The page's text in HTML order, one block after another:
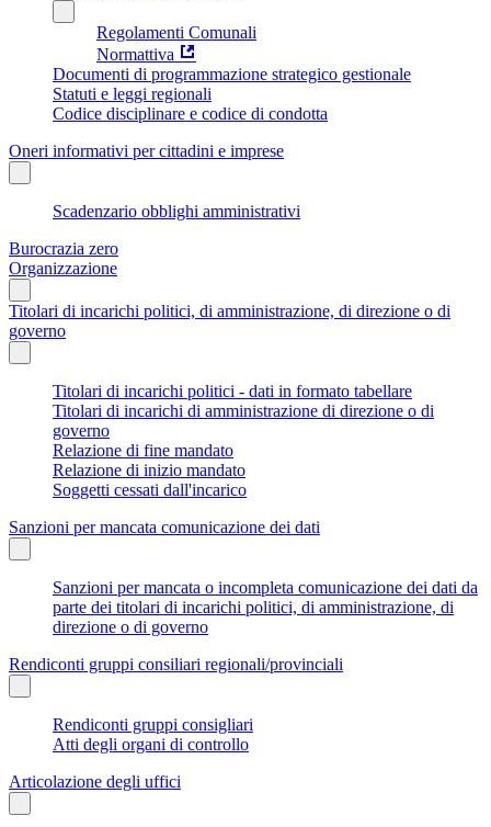
Regolamenti Comunali
Normattiva
Documenti di programmazione strategico gestionale
Statuti e leggi regionali
Codice disciplinare e codice di condotta
Oneri informativi per cittadini e imprese
Scadenzario obblighi amministrativi
Burocrazia zero
Organizzazione
Titolari di incarichi politici, di amministrazione, di direzione o di
governo
Titolari di incarichi politici - dati in formato tabellare
Titolari di incarichi di amministrazione di direzione o di
governo
Relazione di fine mandato
Relazione di inizio mandato
Soggetti cessati dall'incarico
Sanzioni per mancata comunicazione dei dati
Sanzioni per mancata o incompleta comunicazione dei dati da
parte dei titolari di incarichi politici, di amministrazione, di
direzione o di governo
Rendiconti gruppi consiliari regionali/provinciali
Rendiconti gruppi consigliari
Atti degli organi di controllo
Articolazione degli uffici